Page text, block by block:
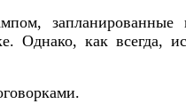
запланированные
Однако, как всегда,